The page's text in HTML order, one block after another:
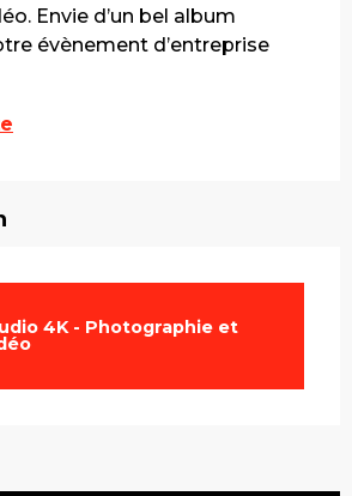
Envie d’un bel album
évènement d’entreprise
4K - Photographie et